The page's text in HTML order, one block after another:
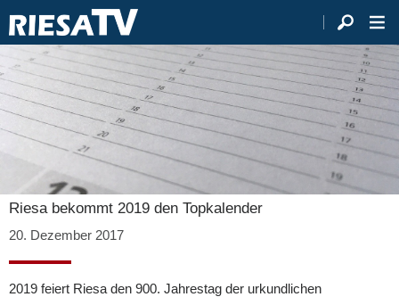
Riesa bekommt 2019 den Topkalender
20. Dezember 2017
2019 feiert Riesa den 900. Jahrestag der urkundlichen